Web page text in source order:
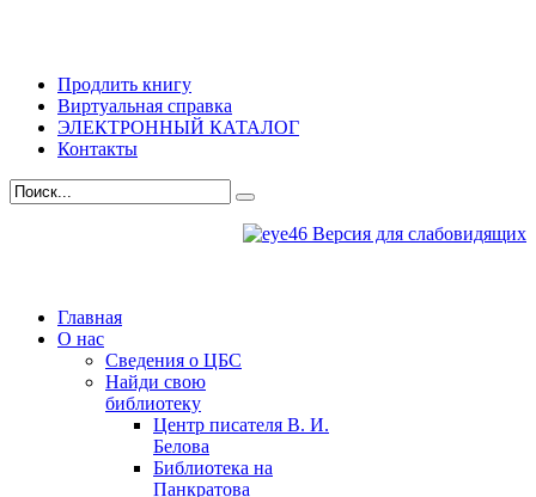
Продлить книгу
Виртуальная справка
ЭЛЕКТРОННЫЙ КАТАЛОГ
Контакты
Версия для слабовидящих
Главная
О нас
Сведения о ЦБС
Найди свою
библиотеку
Центр писателя В. И.
Белова
Библиотека на
Панкратова